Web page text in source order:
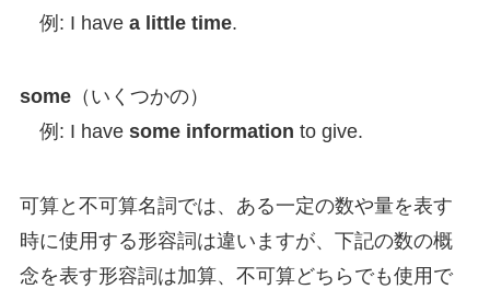
例: I have a little time.
some（いくつかの）
例: I have some information to give.
可算と不可算名詞では、ある一定の数や量を表す
時に使用する形容詞は違いますが、下記の数の概
念を表す形容詞は加算、不可算どちらでも使用で